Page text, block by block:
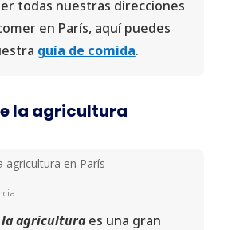
todas nuestras direcciones
en París, aquí puedes
guía de comida.
la agricultura
la agriculturaes una gran